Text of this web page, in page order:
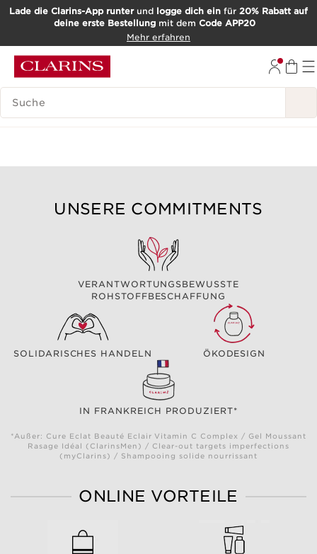
WEITER ZUM INHALT
Lade die Clarins-App runterund logge dich ein für 20% Rabatt auf
deine erste Bestellungmit dem Code APP20
Mehr erfahren
SUCH-HISTORIE
UNSERE COMMITMENTS
VERANTWORTUNGSBEWUSSTE
ROHSTOFFBESCHAFFUNG
SOLIDARISCHES HANDELN ÖKODESIGN
IN FRANKREICH PRODUZIERT*
*Außer: Cure Eclat Beauté Eclair Vitamin C Complex / Gel Moussant
Rasage Idéal (ClarinsMen) / Clear-out targets imperfections
(myClarins) / Shampooing solide nourrissant
ONLINE VORTEILE